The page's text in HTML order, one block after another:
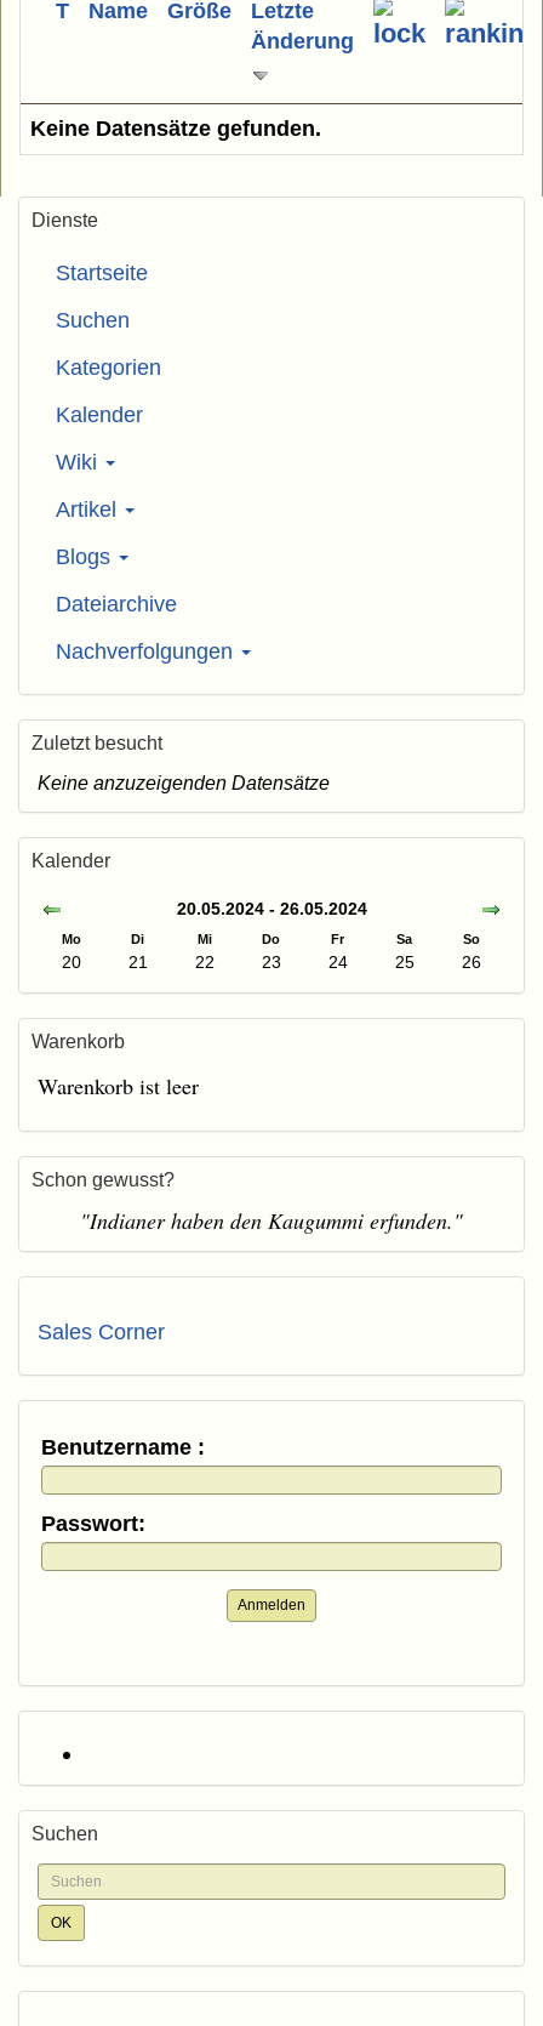
T Name Größe
Letzte
Änderung
Keine Datensätze gefunden.
Dienste
Startseite
Suchen
Kategorien
Kalender
Wiki
Artikel
Blogs
Dateiarchive
Nachverfolgungen
Zuletzt besucht
Keine anzuzeigenden Datensätze
Kalender
20.05.2024 - 26.05.2024
Mo Di Mi Do Fr Sa So
20 21 22 23 24 25 26
Warenkorb
Warenkorb ist leer
Schon gewusst?
"Indianer haben den Kaugummi erfunden."
Sales Corner
Benutzername :
Passwort:
Anmelden
Suchen